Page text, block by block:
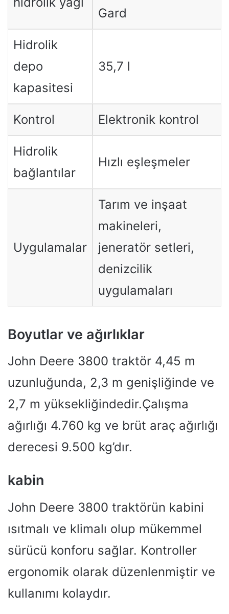
Gard
Hidrolik
depo
kapasitesi
35,7 l
Kontrol Elektronik kontrol
Hidrolik
bağlantılar
Hızlı eşleşmeler
Uygulamalar
Tarım ve inşaat
makineleri,
jeneratör setleri,
denizcilik
uygulamaları
Boyutlar ve ağırlıklar
John Deere 3800 traktör 4,45 m
uzunluğunda, 2,3 m genişliğinde ve
2,7 m yüksekliğindedir.Çalışma
ağırlığı 4.760 kg ve brüt araç ağırlığı
derecesi 9.500 kg’dır.
kabin
John Deere 3800 traktörün kabini
ısıtmalı ve klimalı olup mükemmel
sürücü konforu sağlar. Kontroller
ergonomik olarak düzenlenmiştir ve
kullanımı kolaydır.